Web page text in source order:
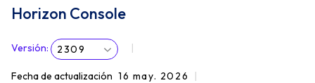
Horizon Console
Versión: 2309
Fecha de actualización 16 may. 2026